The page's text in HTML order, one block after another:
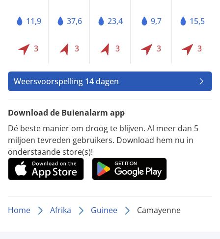
11,9
3
37,6
3
23,4
3
9,7
3
15,5
3
Weersvoorspelling 14 dagen
Download de Buienalarm app
Dé beste manier om droog te blijven. Al meer dan 5
miljoen tevreden gebruikers. Download hem nu in
onderstaande store(s)!
Home Afrika Guinee Camayenne